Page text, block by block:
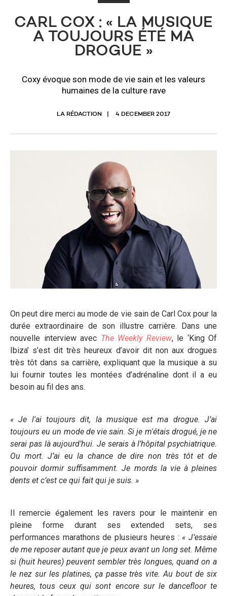
CARL COX : « LA MUSIQUE
A TOUJOURS ÉTÉ MA
DROGUE »
Coxy évoque son mode de vie sain et les valeurs
humaines de la culture rave
LA RÉDACTION 4 DECEMBER 2017
On peut dire merci au mode de vie sain de Carl Cox pour la
durée extraordinaire de son illustre carrière. Dans une
nouvelle interview avec The Weekly Review, le ‘King Of
Ibiza’ s’est dit très heureux d’avoir dit non aux drogues
très tôt dans sa carrière, expliquant que la musique a su
lui fournir toutes les montées d’adrénaline dont il a eu
besoin au fil des ans.
« Je l'ai toujours dit, la musique est ma drogue. J’ai
toujours eu un mode de vie sain. Si je m'étais drogué, je ne
serai pas là aujourd’hui. Je serais à l’hôpital psychiatrique.
Ou mort. J’ai eu la chance de dire non très tôt et de
pouvoir dormir suffisamment. Je mords la vie à pleines
dents et c’est ce qui fait qui je suis. »
Il remercie également les ravers pour le maintenir en
pleine forme durant ses extended sets, ses
performances marathons de plusieurs heures : « J’essaie
de me reposer autant que je peux avant un long set. Même
si (huit heures) peuvent sembler très longues, quand on a
le nez sur les platines, ça passe très vite. Au bout de six
heures, tous ceux qui sont encore sur le dancefloor te